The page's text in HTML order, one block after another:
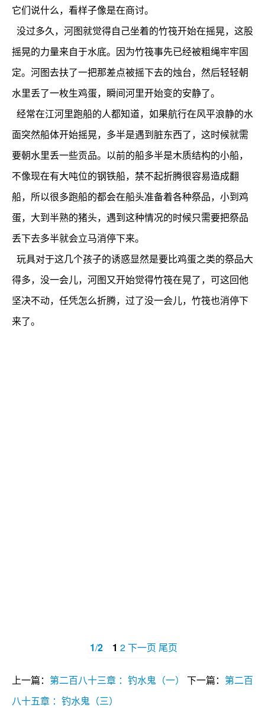
它们说什么，看样子像是在商讨。
没过多久，河图就觉得自己坐着的竹筏开始在摇晃，这股
摇晃的力量来自于水底。因为竹筏事先已经被粗绳牢牢固
定。河图去扶了一把那差点被摇下去的烛台，然后轻轻朝
水里丢了一枚生鸡蛋，瞬间河里开始变的安静了。
经常在江河里跑船的人都知道，如果航行在风平浪静的水
面突然船体开始摇晃，多半是遇到脏东西了，这时候就需
要朝水里丢一些贡品。以前的船多半是木质结构的小船，
不像现在有大吨位的钢铁船，禁不起折腾很容易造成翻
船，所以很多跑船的都会在船头准备着各种祭品，小到鸡
蛋，大到半熟的猪头，遇到这种情况的时候只需要把祭品
丢下去多半就会立马消停下来。
玩具对于这几个孩子的诱惑显然是要比鸡蛋之类的祭品大
得多，没一会儿，河图又开始觉得竹筏在晃了，可这回他
坚决不动，任凭怎么折腾，过了没一会儿，竹筏也消停下
来了。
1/2 1 2下一页 尾页
上一篇： 第二百八十三章 ：钓水鬼（一） 下一篇： 第二百
八十五章 ：钓水鬼（三）